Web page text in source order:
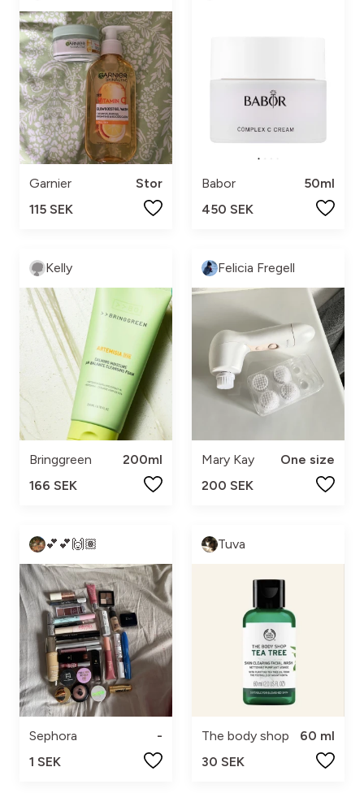
Garnier
Stor
115 SEK
Babor
50ml
450 SEK
Kelly
Bringgreen
200ml
166 SEK
Felicia Fregell
Mary Kay
One size
200 SEK
💕💕🙌🏽
Sephora
-
1 SEK
Tuva
The body shop
60 ml
30 SEK